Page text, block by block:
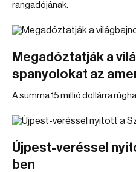
rangadójának.
Megadóztatják a
spanyolokat az
A summa 15 millió dollárra
Újpest-veréssel
ben